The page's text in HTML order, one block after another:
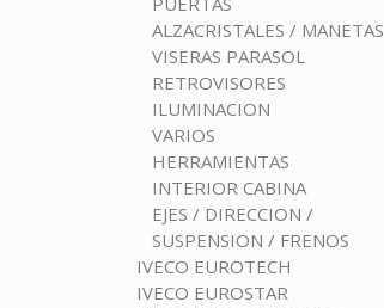
ALZACRISTALES / MANETAS
VISERAS PARASOL
RETROVISORES
ILUMINACION
VARIOS
HERRAMIENTAS
INTERIOR CABINA
EJES / DIRECCION /
SUSPENSION / FRENOS
IVECO EUROTECH
IVECO EUROSTAR